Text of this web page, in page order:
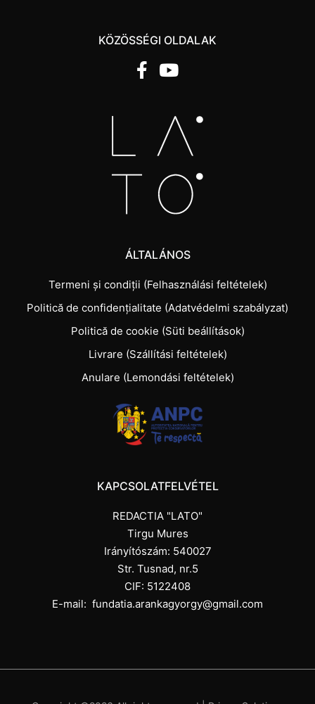
KÖZÖSSÉGI OLDALAK
ÁLTALÁNOS
Termeni și condiții (Felhasználási feltételek)
Politică de confidențialitate (Adatvédelmi szabályzat)
Politică de cookie (Süti beállítások)
Livrare (Szállítási feltételek)
Anulare (Lemondási feltételek)
KAPCSOLATFELVÉTEL
REDACTIA "LATO"
Tirgu Mures
Irányítószám: 540027
Str. Tusnad, nr.5
CIF: 5122408
E-mail: fundatia.arankagyorgy@gmail.com